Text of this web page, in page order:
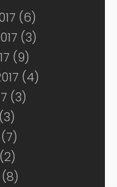
(6)
(3)
(9)
(4)
(3)